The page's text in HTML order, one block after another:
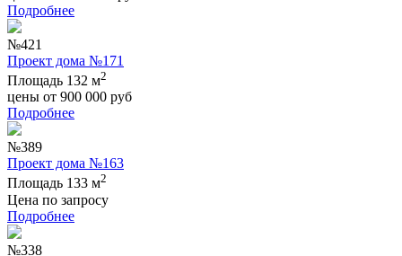
Подробнее
№421
Проект дома №171
Площадь 132 м2
цены от 900 000 руб
Подробнее
№389
Проект дома №163
Площадь 133 м2
Цена по запросу
Подробнее
№338